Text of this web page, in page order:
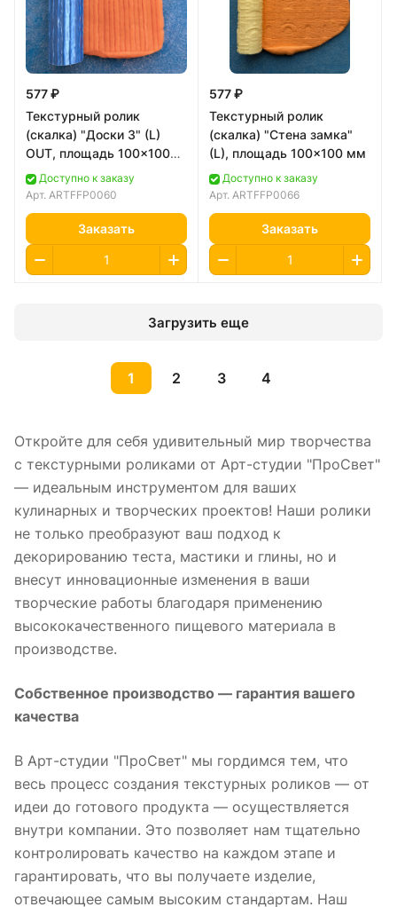
577 ₽
Текстурный ролик
(скалка) "Доски 3" (L)
OUT, площадь 100x100
ммДоступно к заказу
Арт. ARTFFP0060
Заказать
577 ₽
Текстурный ролик
(скалка) "Стена замка"
(L), площадь 100x100 мм
Доступно к заказу
Арт. ARTFFP0066
Заказать
Загрузить еще
1 2 3 4
Откройте для себя удивительный мир творчества
с текстурными роликами от Арт-студии "ПроСвет"
— идеальным инструментом для ваших
кулинарных и творческих проектов! Наши ролики
не только преобразуют ваш подход к
декорированию теста, мастики и глины, но и
внесут инновационные изменения в ваши
творческие работы благодаря применению
высококачественного пищевого материала в
производстве.
Собственное производство — гарантия вашего
качества
В Арт-студии "ПроСвет" мы гордимся тем, что
весь процесс создания текстурных роликов — от
идеи до готового продукта — осуществляется
внутри компании. Это позволяет нам тщательно
контролировать качество на каждом этапе и
гарантировать, что вы получаете изделие,
отвечающее самым высоким стандартам. Наш